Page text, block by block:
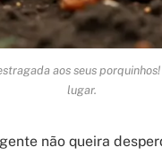
aos seus
lugar.
não queira